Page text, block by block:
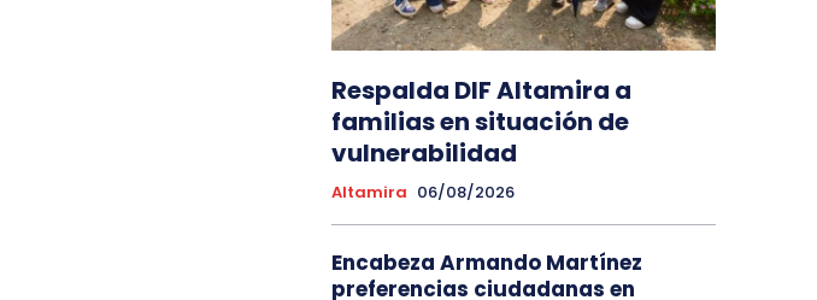
Respalda DIF Altamira a
familias en situación de
vulnerabilidad
Altamira 06/08/2026
Encabeza Armando Martínez
preferencias ciudadanas en